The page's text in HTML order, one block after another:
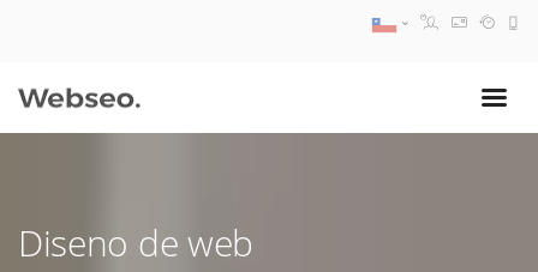
Diseno de web
09:30 AM A 18:30 PM